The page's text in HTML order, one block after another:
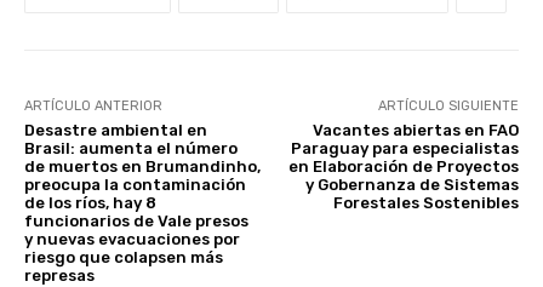
ARTÍCULO ANTERIOR
Desastre ambiental en
Brasil: aumenta el número
de muertos en Brumandinho,
preocupa la contaminación
de los ríos, hay 8
funcionarios de Vale presos
y nuevas evacuaciones por
riesgo que colapsen más
represas
ARTÍCULO SIGUIENTE
Vacantes abiertas en FAO
Paraguay para especialistas
en Elaboración de Proyectos
y Gobernanza de Sistemas
Forestales Sostenibles